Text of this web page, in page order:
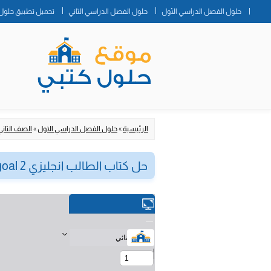
حلول الفصل الدراسي الأول حلول الفصل الدراسي الثاني تحميل تطبيق
الرئيسية»حلول الفصل الدراسي الاول» الصف
حل كتاب الطالب انجليزي super goal 2 ثاني متوسط ف1